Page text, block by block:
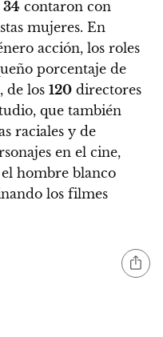
34 contaron con
mujeres. En
acción, los roles
porcentaje de
de los 120 directores
que también
raciales y de
en el cine,
el hombre blanco
los filmes